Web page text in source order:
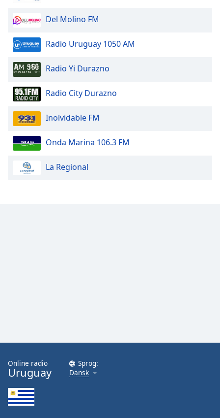
Del Molino FM
Radio Uruguay 1050 AM
Radio Yi Durazno
Radio City Durazno
Inolvidable FM
Onda Marina 106.3 FM
La Regional
Online radio
Uruguay
Sprog:
Dansk